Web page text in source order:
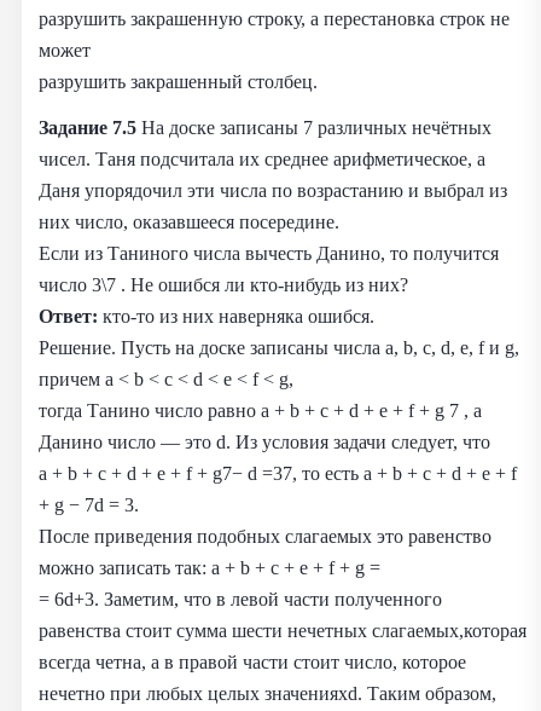
разрушить закрашенную строку, а перестановка строк не
может
разрушить закрашенный столбец.
Задание 7.5 На доске записаны 7 различных нечётных
чисел. Таня подсчитала их среднее арифметическое, а
Даня упорядочил эти числа по возрастанию и выбрал из
них число, оказавшееся посередине.
Если из Таниного числа вычесть Данино, то получится
число 3\7 . Не ошибся ли кто-нибудь из них?
Ответ: кто-то из них наверняка ошибся.
Решение. Пусть на доске записаны числа a, b, c, d, e, f и g,
причем a < b < c < d < e < f < g,
тогда Танино число равно a + b + c + d + e + f + g 7 , а
Данино число — это d. Из условия задачи следует, что
a + b + c + d + e + f + g7− d =37, то есть a + b + c + d + e + f
+ g − 7d = 3.
После приведения подобных слагаемых это равенство
можно записать так: a + b + c + e + f + g =
= 6d+3. Заметим, что в левой части полученного
равенства стоит сумма шести нечетных слагаемых,которая
всегда четна, а в правой части стоит число, которое
нечетно при любых целых значенияхd. Таким образом,